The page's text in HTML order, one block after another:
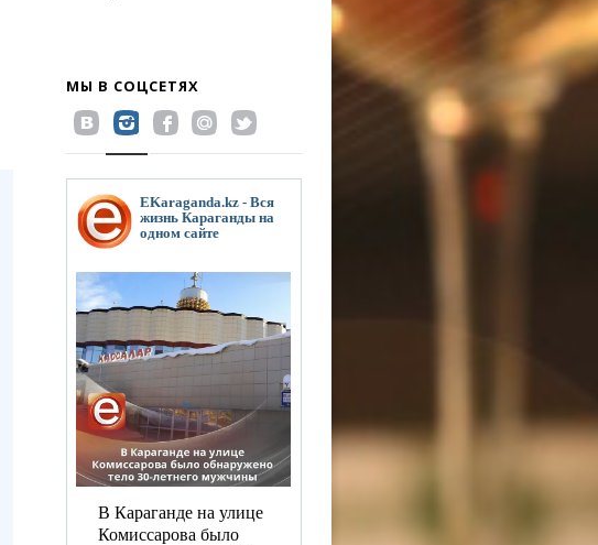
МЫ В СОЦСЕТЯХ
EKaraganda.kz - Вся
жизнь Караганды на
одном сайте